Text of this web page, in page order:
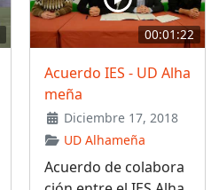
00:01:22
Acuerdo IES - UD Alha
meña
Diciembre 17, 2018
UD Alhameña
Acuerdo de colabora